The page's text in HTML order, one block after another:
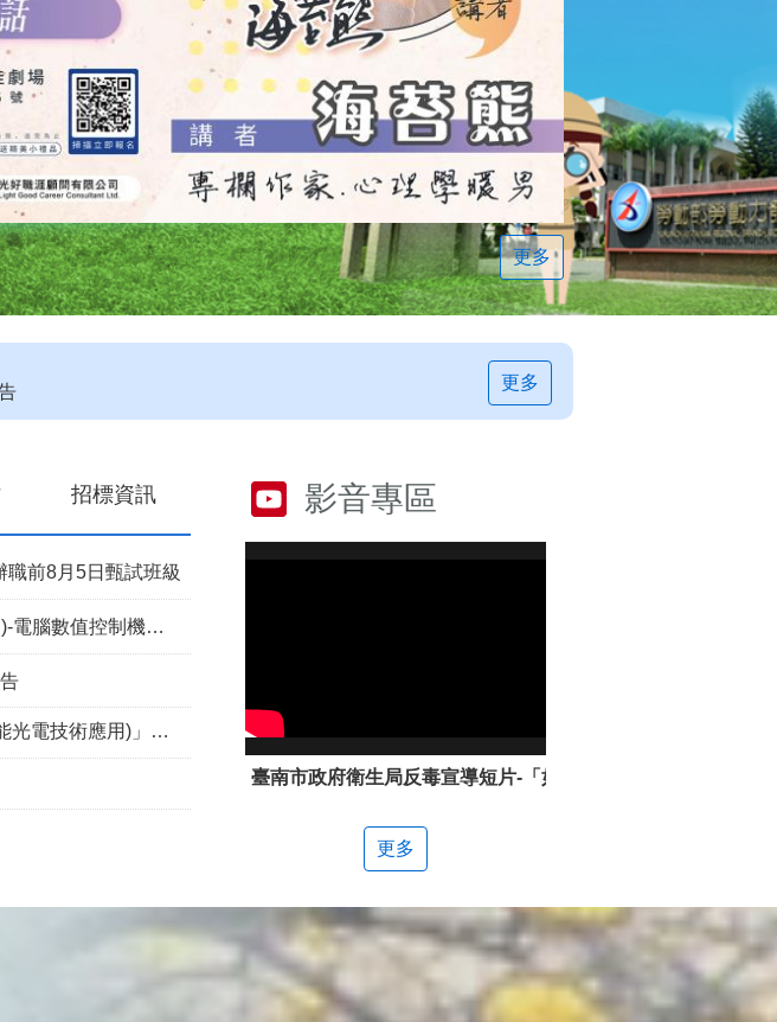
更多
理報名職類及期程說明
更多
招標資訊
職前8月5日甄試班級
腦數值控制機械班
用)」延長招生報名
影音專區
臺南市政府衛生局反毒宣導短片-「如何辨別新興毒品」
更多